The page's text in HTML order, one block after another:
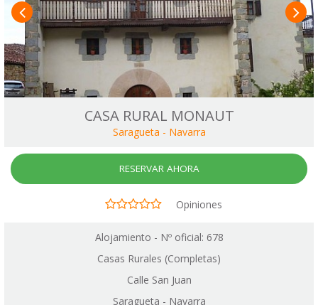
CASA RURAL MONAUT
Saragueta - Navarra
RESERVAR AHORA
Opiniones
Alojamiento - Nº oficial: 678
Casas Rurales (Completas)
Calle San Juan
Saragueta - Navarra